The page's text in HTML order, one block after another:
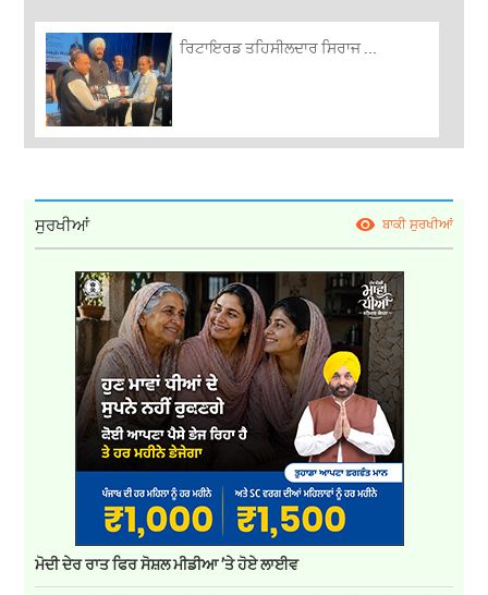
ਰਿਟਾਇਰਡ ਤਹਿਸੀਲਦਾਰ ਸਿਰਾਜ ...
ਸੁਰਖੀਆਂ ਬਾਕੀ ਸੁਰਖੀਆਂ
ਮੋਦੀ ਦੇਰ ਰਾਤ ਫਿਰ ਸੋਸ਼ਲ ਮੀਡੀਆ ’ਤੇ ਹੋਏ ਲਾਈਵ